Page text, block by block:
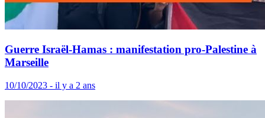
Guerre Israël-Hamas : manifestation pro-Palestine à
Marseille
10/10/2023 - il y a 2 ans